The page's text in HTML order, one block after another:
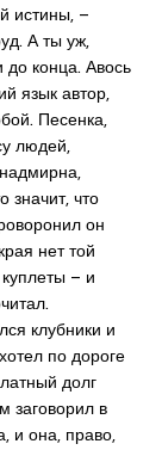
истины, –
А ты уж,
до конца. Авось
язык автор,
Песенка,
людей,
значит, что
он
нет той
– и
клубники и
по дороге
долг
заговорил в
и она, право,